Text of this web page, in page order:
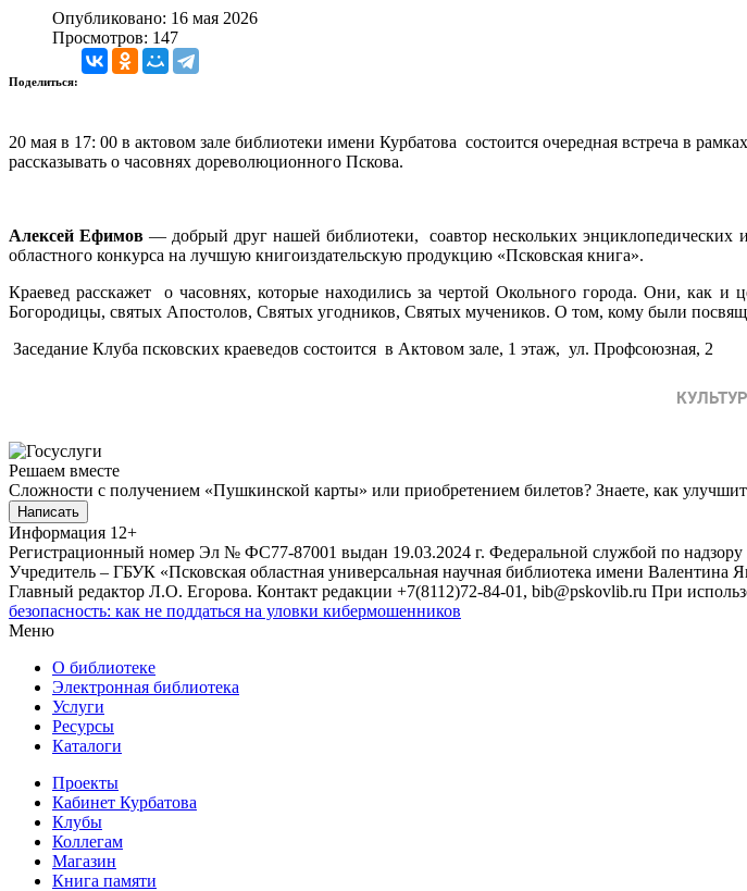
Опубликовано: 16 мая 2026
Просмотров: 147
Поделиться:
20 мая в 17: 00 в актовом зале библиотеки имени Курбатова состоится очередная встреча в
рассказывать о часовнях дореволюционного Пскова.
Алексей Ефимов — добрый друг нашей библиотеки, соавтор нескольких энциклопедических
областного конкурса на лучшую книгоиздательскую продукцию «Псковская книга».
Краевед расскажет о часовнях, которые находились за чертой Окольного города. Они, как
Богородицы, святых Апостолов, Святых угодников, Святых мучеников. О том, кому были
Заседание Клуба псковских краеведов состоится в Актовом зале, 1 этаж, ул. Профсоюзная, 2
Решаем вместе
Сложности с получением «Пушкинской карты» или приобретением билетов? Знаете, как
Написать
Информация 12+
Регистрационный номер Эл № ФС77-87001 выдан 19.03.2024 г. Федеральной службой по
Учредитель – ГБУК «Псковская областная универсальная научная библиотека имени Валентина
Главный редактор Л.О. Егорова. Контакт редакции +7(8112)72-84-01, bib@pskovlib.ru При
безопасность: как не поддаться на уловки кибермошенников
Меню
О библиотеке
Электронная библиотека
Услуги
Ресурсы
Каталоги
Проекты
Кабинет Курбатова
Клубы
Коллегам
Магазин
Книга памяти